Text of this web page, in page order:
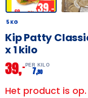
5 KG
Kip Patty
x 1 kilo
39,– PER KILO
7,80
Het product is op.